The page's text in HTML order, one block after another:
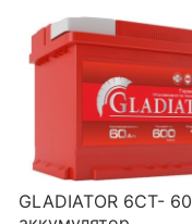
GLADIATOR 6CT- 60